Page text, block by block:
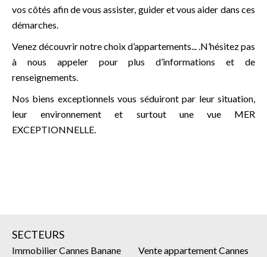
vos côtés afin de vous assister, guider et vous aider dans ces
démarches.
Venez découvrir notre choix d’appartements... .N’hésitez pas
à nous appeler pour plus d’informations et de
renseignements.
Nos biens exceptionnels vous séduiront par leur situation,
leur environnement et surtout une vue MER
EXCEPTIONNELLE.
SECTEURS
Immobilier Cannes Banane
Vente appartement Cannes